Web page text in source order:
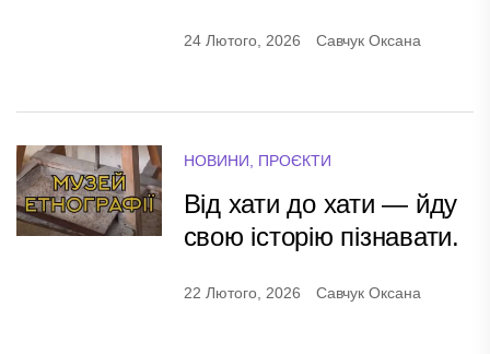
24 Лютого, 2026 Савчук Оксана
НОВИНИ ПРОЄКТИ
Від хати до хати — йду
свою історію пізнавати.
22 Лютого, 2026 Савчук Оксана